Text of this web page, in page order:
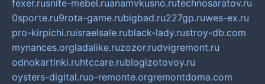
fexer.rusnite-mebel.ruanamvkusno.rutechnosaratov.ru
0sporte.ru9rota-game.rubigbad.ru227gp.ruwes-ex.ru
pro-kirpichi.ruisraelsale.rublack-lady.rustroy-db.com
mynances.orgladalike.ruzozor.rudvigremont.ru
odnokartinki.ruhtccare.rublogizotovoy.ru
oysters-digital.ruo-remonte.orgremontdoma.com